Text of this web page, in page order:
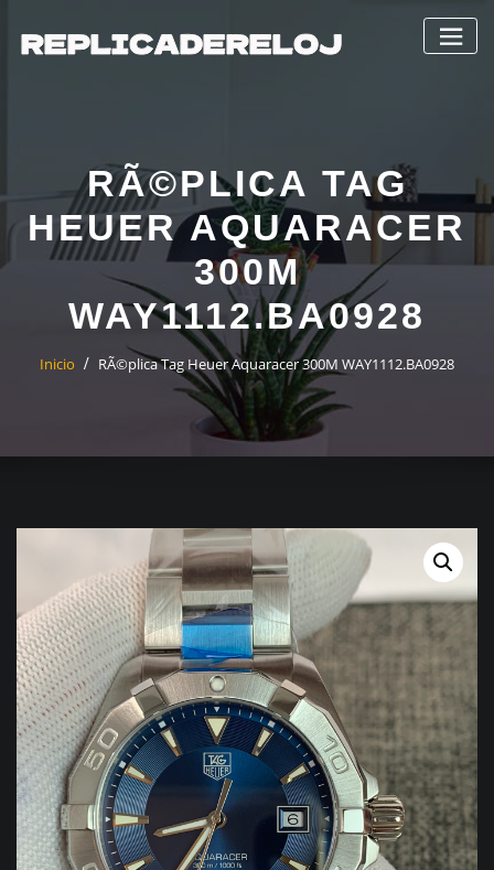
contenido
RÃ©PLICA TAG
HEUER AQUARACER
300M
WAY1112.BA0928
Inicio RÃ©plica Tag Heuer Aquaracer 300M WAY1112.BA0928